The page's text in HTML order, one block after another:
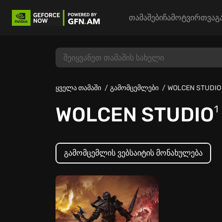
თამაშებიჩამოტვირთვა
ყველა თამაში გამომცემლები WOLCEN STUDIO
WOLCEN STUDIO1
გამომცემლის ვებსაიტის მონახულება